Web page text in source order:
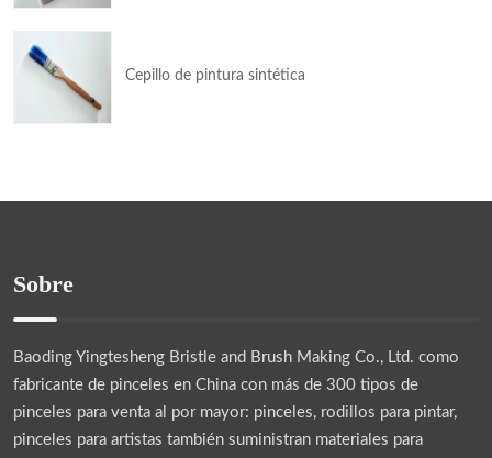
Cepillo de pintura sintética
Sobre
Baoding Yingtesheng Bristle and Brush Making Co., Ltd. como
fabricante de pinceles en China con más de 300 tipos de
pinceles para venta al por mayor: pinceles, rodillos para pintar,
pinceles para artistas también suministran materiales para